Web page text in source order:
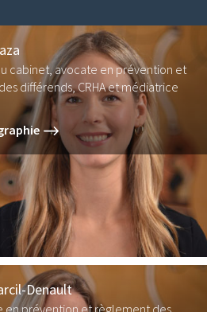
cabinet, avocate en prévention et
différends, CRHA et médiatrice
Denault
en prévention et règlement des